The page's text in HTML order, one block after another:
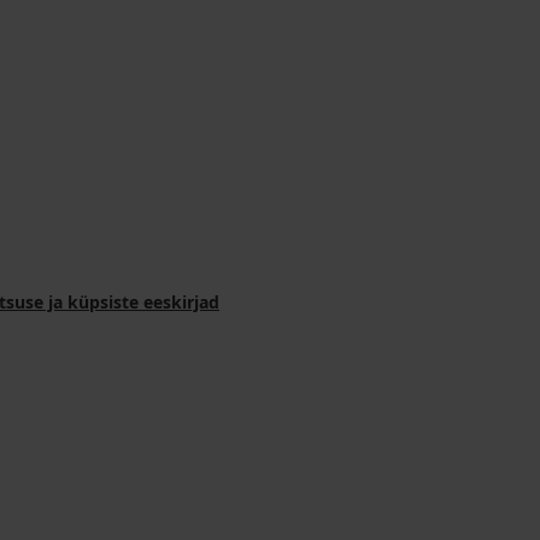
ja küpsiste eeskirjad